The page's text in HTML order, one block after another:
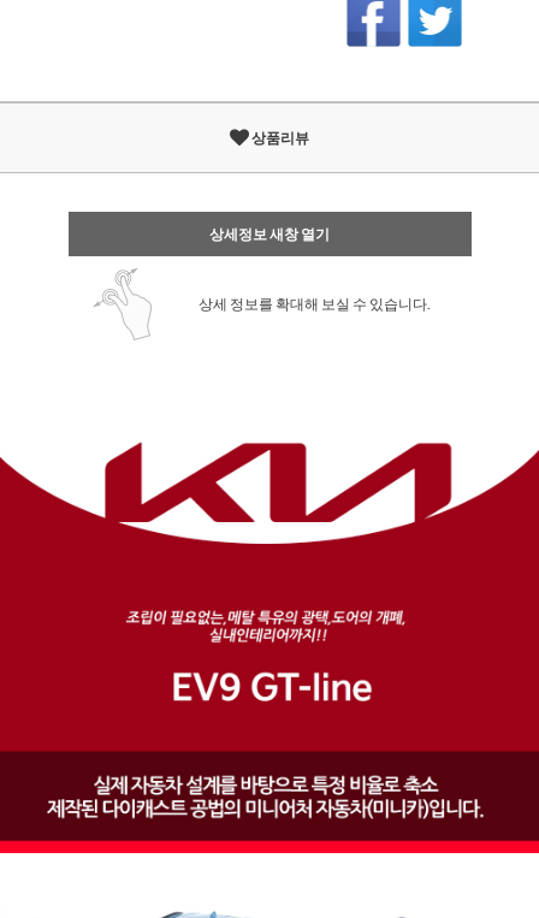
상품리뷰
상세정보 새창 열기
상세 정보를 확대해 보실 수 있습니다.